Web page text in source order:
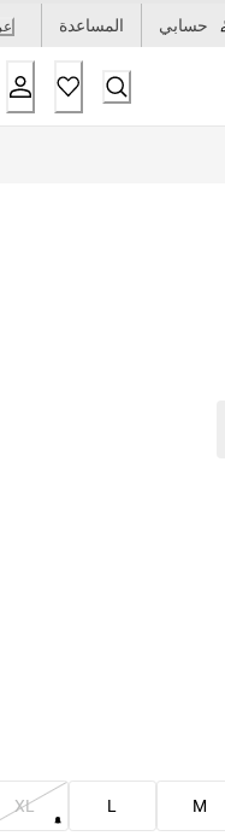
حسابي المساعدة
M
L
XL